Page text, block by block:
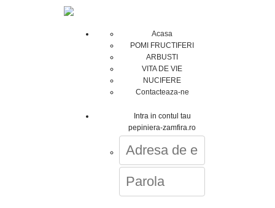
Acasa
POMI FRUCTIFERI
ARBUSTI
VITA DE VIE
NUCIFERE
Contacteaza-ne
Intra in contul tau
pepiniera-zamfira.ro